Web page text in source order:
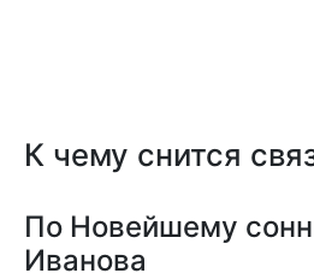
К чему снится
По Новейшему
Иванова